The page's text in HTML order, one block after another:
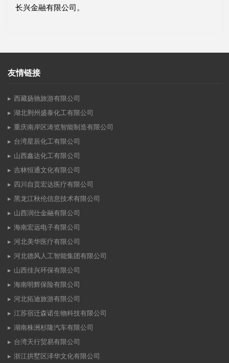
长兴金融有限公司。
友情链接
西藏扬驰旅游有限公司
湖北荆州盛泰化工有限公司
重庆南岸区涛览智能制造有限公司
台湾星辰化工有限公司
山西鑫达化工有限公司
吉林恒通文化有限公司
四川自贡宏达医疗有限公司
黑龙江秋伦信息技术有限公司
山西润仕金融有限公司
海南宏远电子有限公司
河北美华医疗有限公司
河北德风人工智能集团有限公司
山西佳兴环保有限公司
海南明辉保险有限公司
河北拓迪旅游有限公司
江苏宿迁森诺生物科技有限公司
湖南株洲杉隆汽车有限公司
台湾天行贸易有限公司
浙江拱墅区泽华文化有限公司